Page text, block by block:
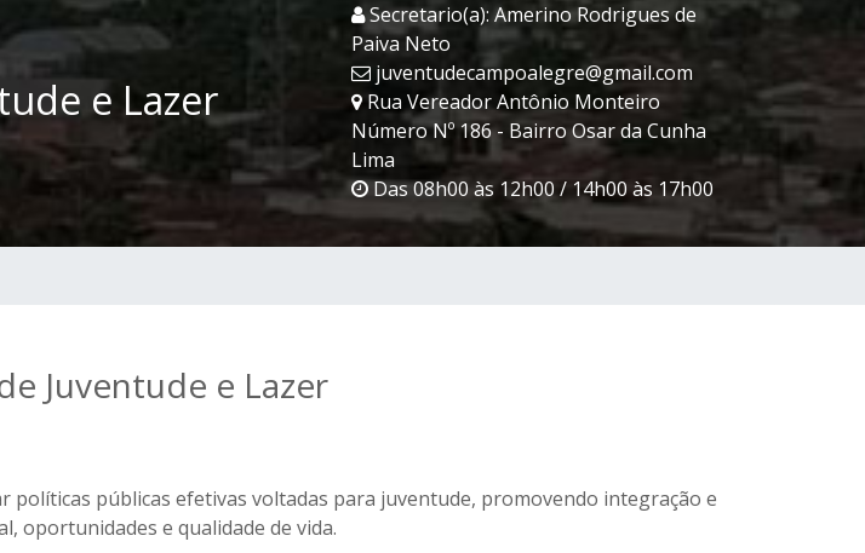
e Lazer
Secretario(a): Amerino Rodrigues de
Paiva Neto
juventudecampoalegre@gmail.com
Rua Vereador Antônio Monteiro
Número Nº 186 - Bairro Osar da Cunha
Lima
Das 08h00 às 12h00 / 14h00 às 17h00
Juventude e Lazer
políticas públicas efetivas voltadas para juventude, promovendo integração e
oportunidades e qualidade de vida.